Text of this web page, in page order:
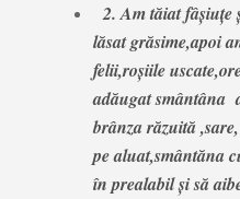
2. Am tăiat fâşiuţe
lăsat grăsime,apoi
felii,roşiile
adăugat smântâna
brânza răzuită
pe aluat,smântăna
în prealabil și să